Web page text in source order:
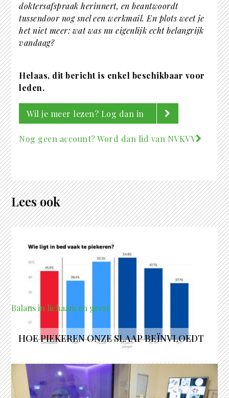
doktersafspraak herinnert, en beantwoordt
tussendoor nog snel een werkmail. En plots weet je
het niet meer: wat was nu eigenlijk echt belangrijk
vandaag?
Helaas, dit bericht is enkel beschikbaar voor
leden.
Wil je meer lezen? Log dan in
Nog geen account? Word dan lid van NVKVV
Lees ook
Balans in lichaam en geest
HOE PIEKEREN ONZE SLAAP BEÏNVLOEDT